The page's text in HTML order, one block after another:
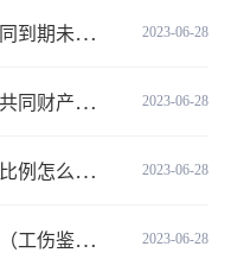
2023-06-28
偿？ 当前速看
2023-06-28
_焦点快报
2023-06-28
么填写？
2023-06-28
论不服怎么办）